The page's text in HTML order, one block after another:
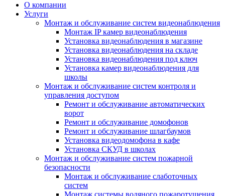
О компании
Услуги
Монтаж и обслуживание систем видеонаблюдения
Монтаж IP камер видеонаблюдения
Установка видеонаблюдения в магазине
Установка видеонаблюдения на складе
Установка видеонаблюдения под ключ
Установка камер видеонаблюдения для
школы
Монтаж и обслуживание систем контроля и
управления доступом
Ремонт и обслуживание автоматических
ворот
Ремонт и обслуживание домофонов
Ремонт и обслуживание шлагбаумов
Установка видеодомофона в кафе
Установка СКУД в школах
Монтаж и обслуживание систем пожарной
безопасности
Монтаж и обслуживание слаботочных
систем
Монтаж системы водяного пожаротушения